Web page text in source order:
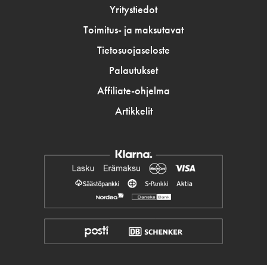
Yritystiedot
Toimitus- ja maksutavat
Tietosuojaseloste
Palautukset
Affiliate-ohjelma
Artikkelit